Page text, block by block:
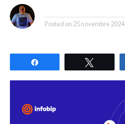
Posted on 25 novembre 2024